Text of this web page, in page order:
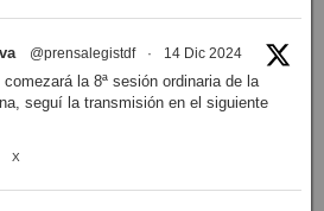
@prensalegistdf · 14 Dic 2024
la 8ª sesión ordinaria de la
seguí la transmisión en el siguiente
X